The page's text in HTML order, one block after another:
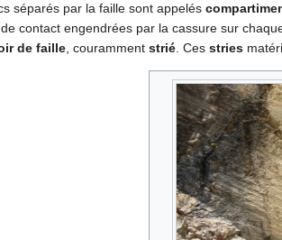
séparés par la faille sont appelés
contact engendrées par la cassure sur
de faille, couramment strié. Ces stries